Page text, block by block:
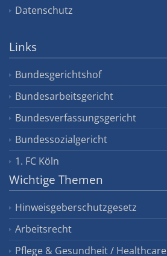
Datenschutz
Links
Bundesgerichtshof
Bundesarbeitsgericht
Bundesverfassungsgericht
Bundessozialgericht
1. FC Köln
Wichtige Themen
Hinweisgeberschutzgesetz
Arbeitsrecht
Pflege & Gesundheit / Healthcare